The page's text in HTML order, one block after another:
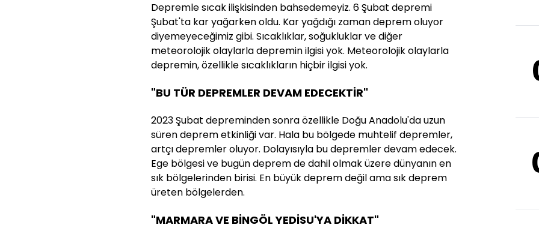
Depremle sıcak ilişkisinden bahsedemeyiz. 6 Şubat depremi
Şubat'ta kar yağarken oldu. Kar yağdığı zaman deprem oluyor
diyemeyeceğimiz gibi. Sıcaklıklar, soğukluklar ve diğer
meteorolojik olaylarla depremin ilgisi yok. Meteorolojik olaylarla
depremin, özellikle sıcaklıkların hiçbir ilgisi yok.
"BU TÜR DEPREMLER DEVAM EDECEKTİR"
2023 Şubat depreminden sonra özellikle Doğu Anadolu'da uzun
süren deprem etkinliği var. Hala bu bölgede muhtelif depremler,
artçı depremler oluyor. Dolayısıyla bu depremler devam edecek.
Ege bölgesi ve bugün deprem de dahil olmak üzere dünyanın en
sık bölgelerinden birisi. En büyük deprem değil ama sık deprem
üreten bölgelerden.
"MARMARA VE BİNGÖL YEDİSU'YA DİKKAT"